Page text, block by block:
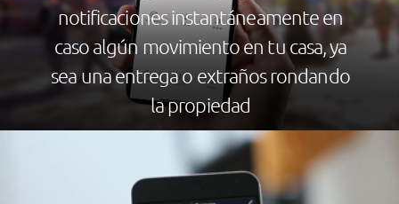
notificaciones instantáneamente en
caso algún movimiento en tu casa, ya
sea una entrega o extraños rondando
la propiedad